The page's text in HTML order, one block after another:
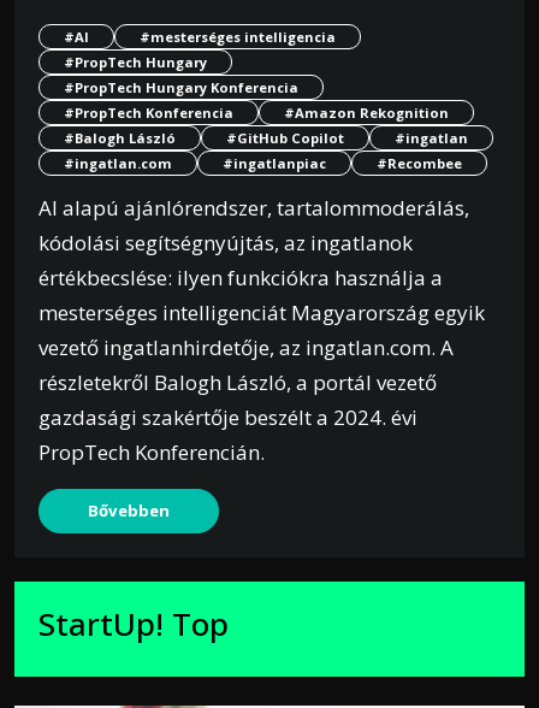
#AI
#mesterséges intelligencia
#PropTech Hungary
#PropTech Hungary Konferencia
#PropTech Konferencia
#Amazon Rekognition
#Balogh László
#GitHub Copilot
#ingatlan
#ingatlan.com
#ingatlanpiac #Recombee
AI alapú ajánlórendszer, tartalommoderálás,
kódolási segítségnyújtás, az ingatlanok
értékbecslése: ilyen funkciókra használja a
mesterséges intelligenciát Magyarország egyik
vezető ingatlanhirdetője, az ingatlan.com. A
részletekről Balogh László, a portál vezető
gazdasági szakértője beszélt a 2024. évi
PropTech Konferencián.
Bővebben
StartUp! Top